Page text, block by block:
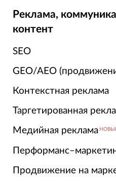
Реклама,
контент
SEO
GEO/AEO
Контекстная реклама
Таргетированная
Медийная реклама
Продвижение на